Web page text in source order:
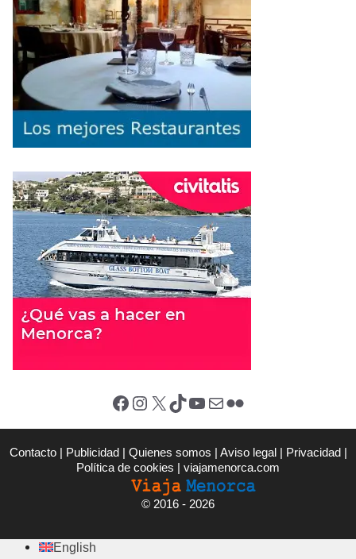
Facebook Instagram X (Twitter) TikTok YouTube Correo electrónico Flickr
Contacto Publicidad Quienes somos Aviso legal Privacidad
Política de cookies
viajamenorca.com
© 2016 - 2026
English